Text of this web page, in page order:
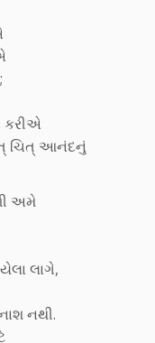
કરીએ
ચિત્ આનંદનું
અમે
લાગે,
નથી.